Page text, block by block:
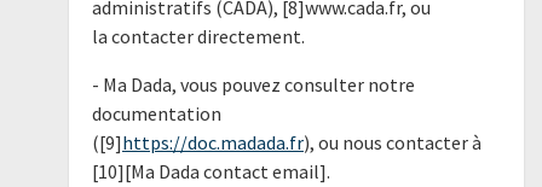
administratifs (CADA), [8]www.cada.fr, ou
la contacter directement.
- Ma Dada, vous pouvez consulter notre
documentation
([9]https://doc.madada.fr), ou nous contacter à
[10][Ma Dada contact email].